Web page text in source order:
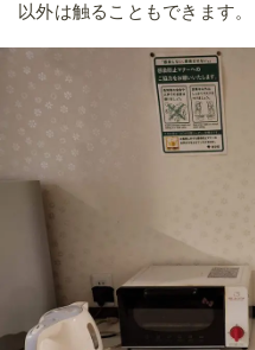
以外は触ることもできます。